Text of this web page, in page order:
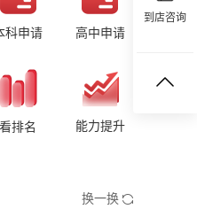
到店咨询
科申请 高中申请
看排名 能力提升
换一换